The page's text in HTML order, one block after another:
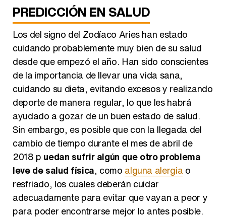
PREDICCIÓN EN SALUD
Los del signo del Zodíaco Aries han estado
cuidando probablemente muy bien de su salud
desde que empezó el año. Han sido conscientes
de la importancia de llevar una vida sana,
cuidando su dieta, evitando excesos y realizando
deporte de manera regular, lo que les habrá
ayudado a gozar de un buen estado de salud.
Sin embargo, es posible que con la llegada del
cambio de tiempo durante el mes de abril de
2018 p uedan sufrir algún que otro problema
leve de salud física, como alguna alergia o
resfriado, los cuales deberán cuidar
adecuadamente para evitar que vayan a peor y
para poder encontrarse mejor lo antes posible.